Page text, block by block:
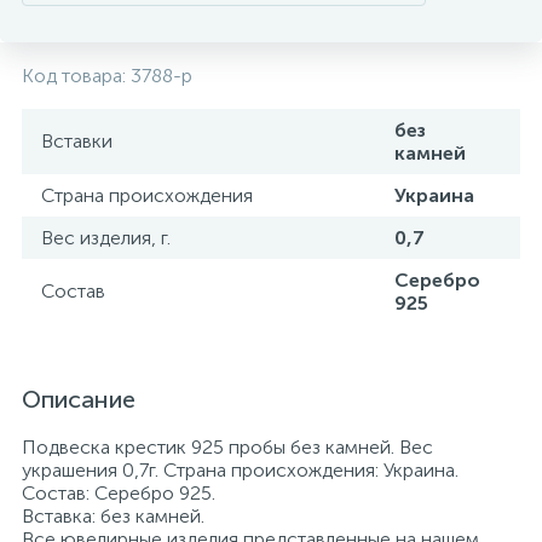
Код товара: 3788-р
Вставки
без
камней
Страна происхождения
Украина
Вес изделия, г.
0,7
Состав
Серебро
925
Описание
Подвеска крестик 925 пробы без камней. Вес
украшения 0,7г. Страна происхождения: Украина.
Состав: Серебро 925.
Вставка: без камней.